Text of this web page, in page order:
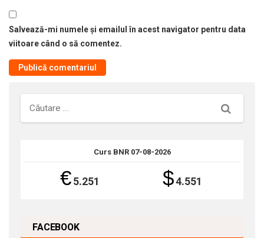
Salvează-mi numele și emailul în acest navigator pentru data
viitoare când o să comentez.
Căutare
Curs BNR 07-08-2026
€5.251 $4.551
FACEBOOK